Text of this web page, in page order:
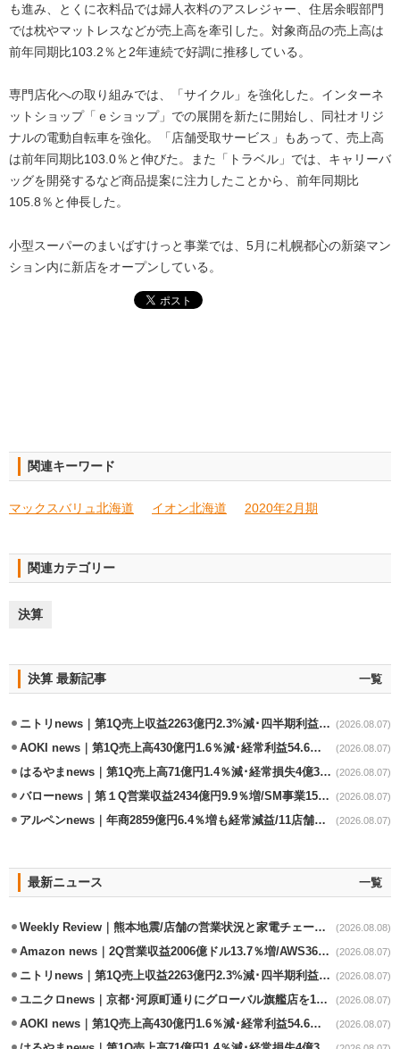
も進み、とくに衣料品では婦人衣料のアスレジャー、住居余暇部門
では枕やマットレスなどが売上高を牽引した。対象商品の売上高は
前年同期比103.2％と2年連続で好調に推移している。
専門店化への取り組みでは、「サイクル」を強化した。インターネ
ットショップ「ｅショップ」での展開を新たに開始し、同社オリジ
ナルの電動自転車を強化。「店舗受取サービス」もあって、売上高
は前年同期比103.0％と伸びた。また「トラベル」では、キャリーバ
ッグを開発するなど商品提案に注力したことから、前年同期比
105.8％と伸長した。
小型スーパーのまいばすけっと事業では、5月に札幌都心の新築マン
ション内に新店をオープンしている。
関連キーワード
マックスバリュ北海道 イオン北海道 2020年2月期
関連カテゴリー
決算
決算 最新記事 一覧
ニトリnews｜第1Q売上収益2263億円2.3%減･四半期利益1.4％減 (2026.08.07)
AOKI news｜第1Q売上高430億円1.6％減･経常利益54.6％減 (2026.08.07)
はるやまnews｜第1Q売上高71億円1.4％減･経常損失4億3800万円 (2026.08.07)
バローnews｜第１Q営業収益2434億円9.9％増/SM事業15.5％増と絶好調 (2026.08.07)
アルペンnews｜年商2859億円6.4％増も経常減益/11店舗出店､4店閉鎖 (2026.08.07)
最新ニュース 一覧
Weekly Review｜熊本地震/店舗の営業状況と家電チェーンの支援策 (2026.08.08)
Amazon news｜2Q営業収益2006億ドル13.7％増/AWS36.8％％増が貢献 (2026.08.07)
ニトリnews｜第1Q売上収益2263億円2.3%減･四半期利益1.4％減 (2026.08.07)
ユニクロnews｜京都･河原町通りにグローバル旗艦店を11/6開設 (2026.08.07)
AOKI news｜第1Q売上高430億円1.6％減･経常利益54.6％減 (2026.08.07)